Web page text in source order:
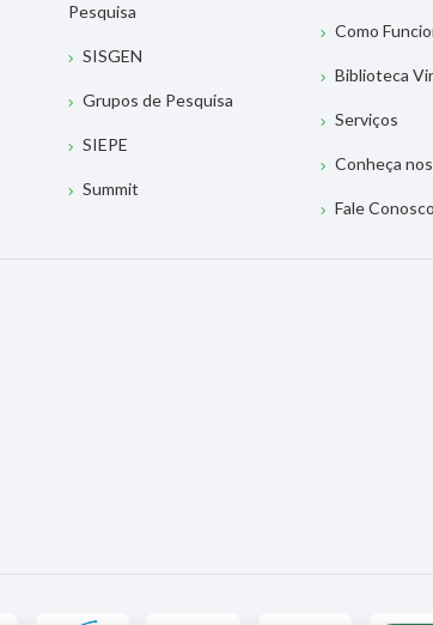
Pesquisa
SISGEN
Grupos de Pesquisa
SIEPE
Summit
Como
Biblioteca
Serviços
Conheça
Fale Conosco